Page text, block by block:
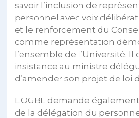
savoir l’inclusion de
personnel avec voix
et le renforcement du
comme représentation
l’ensemble de l’Université.
insistance au ministre
d’amender son projet de loi
L’OGBL demande
de la délégation du